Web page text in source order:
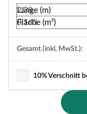
Länge (m)
Fläche (m²)
Gesamt (inkl. MwSt.):
10% Verschnitt